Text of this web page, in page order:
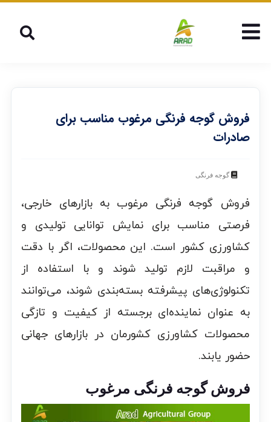
فروش گوجه فرنگی مرغوب مناسب برای
صادرات
گوجه فرنگی
فروش گوجه فرنگی مرغوب به بازارهای خارجی،
فرصتی مناسب برای نمایش توانایی تولیدی و
کشاورزی کشور است. این محصولات، اگر با دقت
و مراقبت لازم تولید شوند و با استفاده از
تکنولوژی‌های پیشرفته بسته‌بندی شوند، می‌توانند
به عنوان نماینده‌ای برجسته از کیفیت و تازگی
محصولات کشاورزی کشورمان در بازارهای جهانی
حضور یابند.
فروش گوجه فرنگی مرغوب